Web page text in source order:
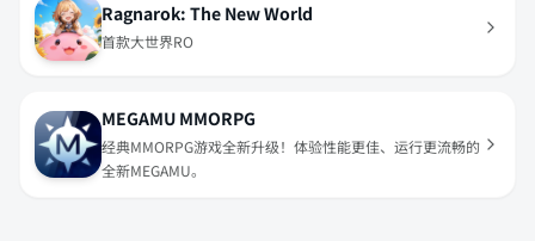
Ragnarok: The New World
首款大世界RO
MEGAMU MMORPG
经典MMORPG游戏全新升级！体验性能更佳、运行更流畅的
全新MEGAMU。